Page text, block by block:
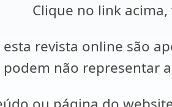
Clique no link
revista online são
podem não representar